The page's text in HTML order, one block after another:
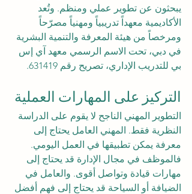
يبحثون عن تطوير عملي ومنظم. وتُعد
الأكاديمية معهداً تدريبياً ومهنياً مصرّحاً
ومرخصاً من هيئة المعرفة والتنمية البشرية
في دبي، تحت الاسم الرسمي معهد آي إس
بي للتدريب الإداري، تصريح رقم 631419.
التركيز على المهارات العملية
التطوير المهني الناجح لا يقوم على الدراسة
النظرية فقط. المهني العامل يحتاج إلى
معرفة يمكن تطبيقها في العمل اليومي.
فالموظف في مجال الإدارة قد يحتاج إلى
مهارات قيادة وتواصل أقوى. والعامل في
الضيافة أو السياحة قد يحتاج إلى فهم أفضل